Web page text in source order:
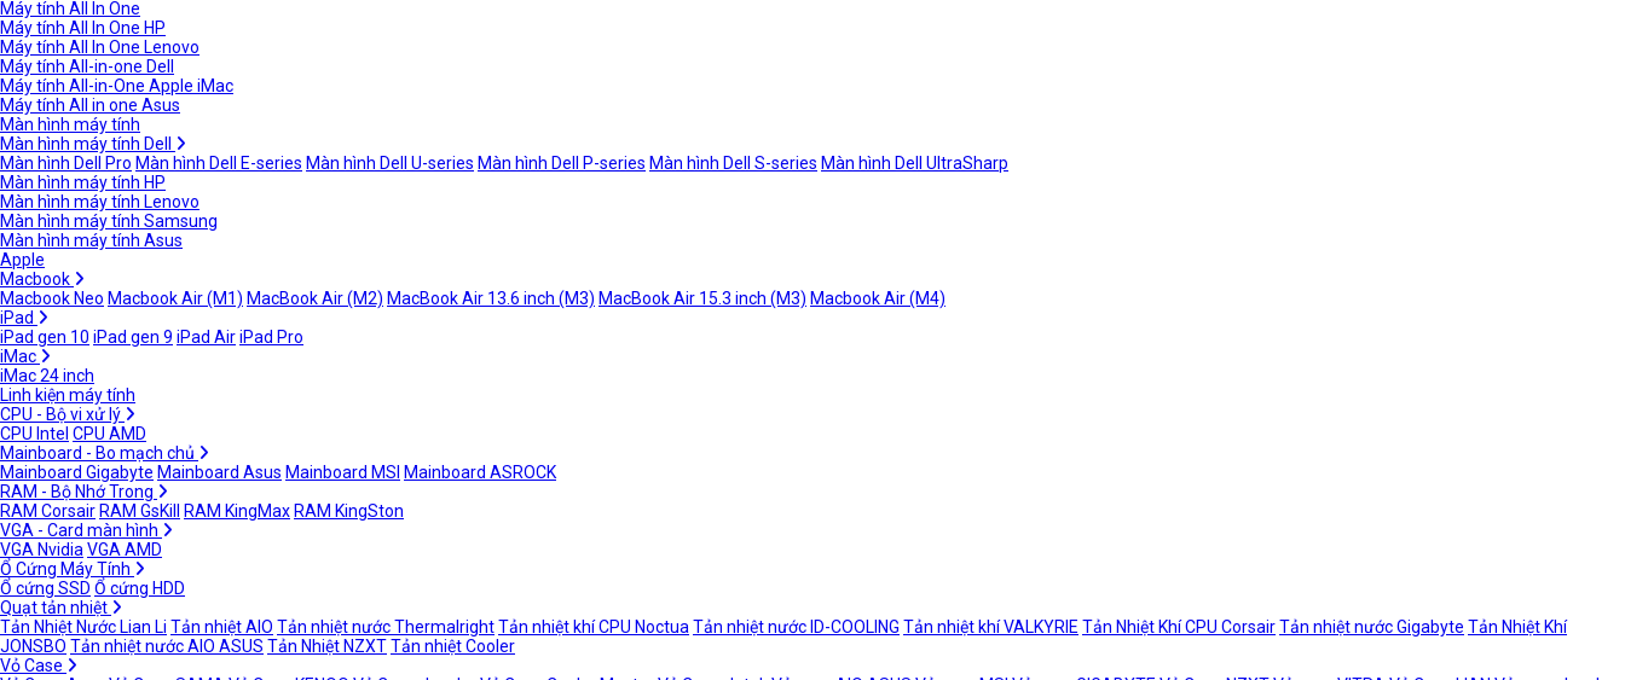
Máy tính All In One
Máy tính All In One HP
Máy tính All In One Lenovo
Máy tính All-in-one Dell
Máy tính All-in-One Apple iMac
Máy tính All in one Asus
Màn hình máy tính
Màn hình máy tính Dell
Màn hình Dell Pro Màn hình Dell E-series Màn hình Dell U-series Màn hình Dell P-series Màn hình Dell S-series Màn hình Dell UltraSharp
Màn hình máy tính HP
Màn hình máy tính Lenovo
Màn hình máy tính Samsung
Màn hình máy tính Asus
Apple
Macbook
Macbook Neo Macbook Air (M1) MacBook Air (M2) MacBook Air 13.6 inch (M3) MacBook Air 15.3 inch (M3) Macbook Air (M4)
iPad
iPad gen 10 iPad gen 9 iPad AiriPad Pro
iMac
iMac 24 inch
Linh kiện máy tính
CPU - Bộ vi xử lý
CPU Intel CPU AMD
Mainboard - Bo mạch chủ
Mainboard Gigabyte Mainboard Asus Mainboard MSI Mainboard ASROCK
RAM - Bộ Nhớ Trong
RAM Corsair RAM GsKill RAM KingMax RAM KingSton
VGA - Card màn hình
VGA Nvidia VGA AMD
Ổ Cứng Máy Tính
Ổ cứng SSD Ổ cứng HDD
Quạt tản nhiệt
Tản Nhiệt Nước Lian Li Tản nhiệt AIO Tản nhiệt nước ThermalrightTản nhiệt khí CPU Noctua Tản nhiệt nước ID-COOLING Tản nhiệt khí VALKYRIE Tản Nhiệt Khí CPU CorsairTản nhiệt nước Gigabyte Tản Nhiệt Khí
JONSBO Tản nhiệt nước AIO ASUS Tản Nhiệt NZXTTản nhiệt Cooler
Vỏ Case